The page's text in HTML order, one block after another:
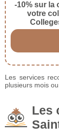
-10% sur la
votre
Les services
plusieurs mois
Les